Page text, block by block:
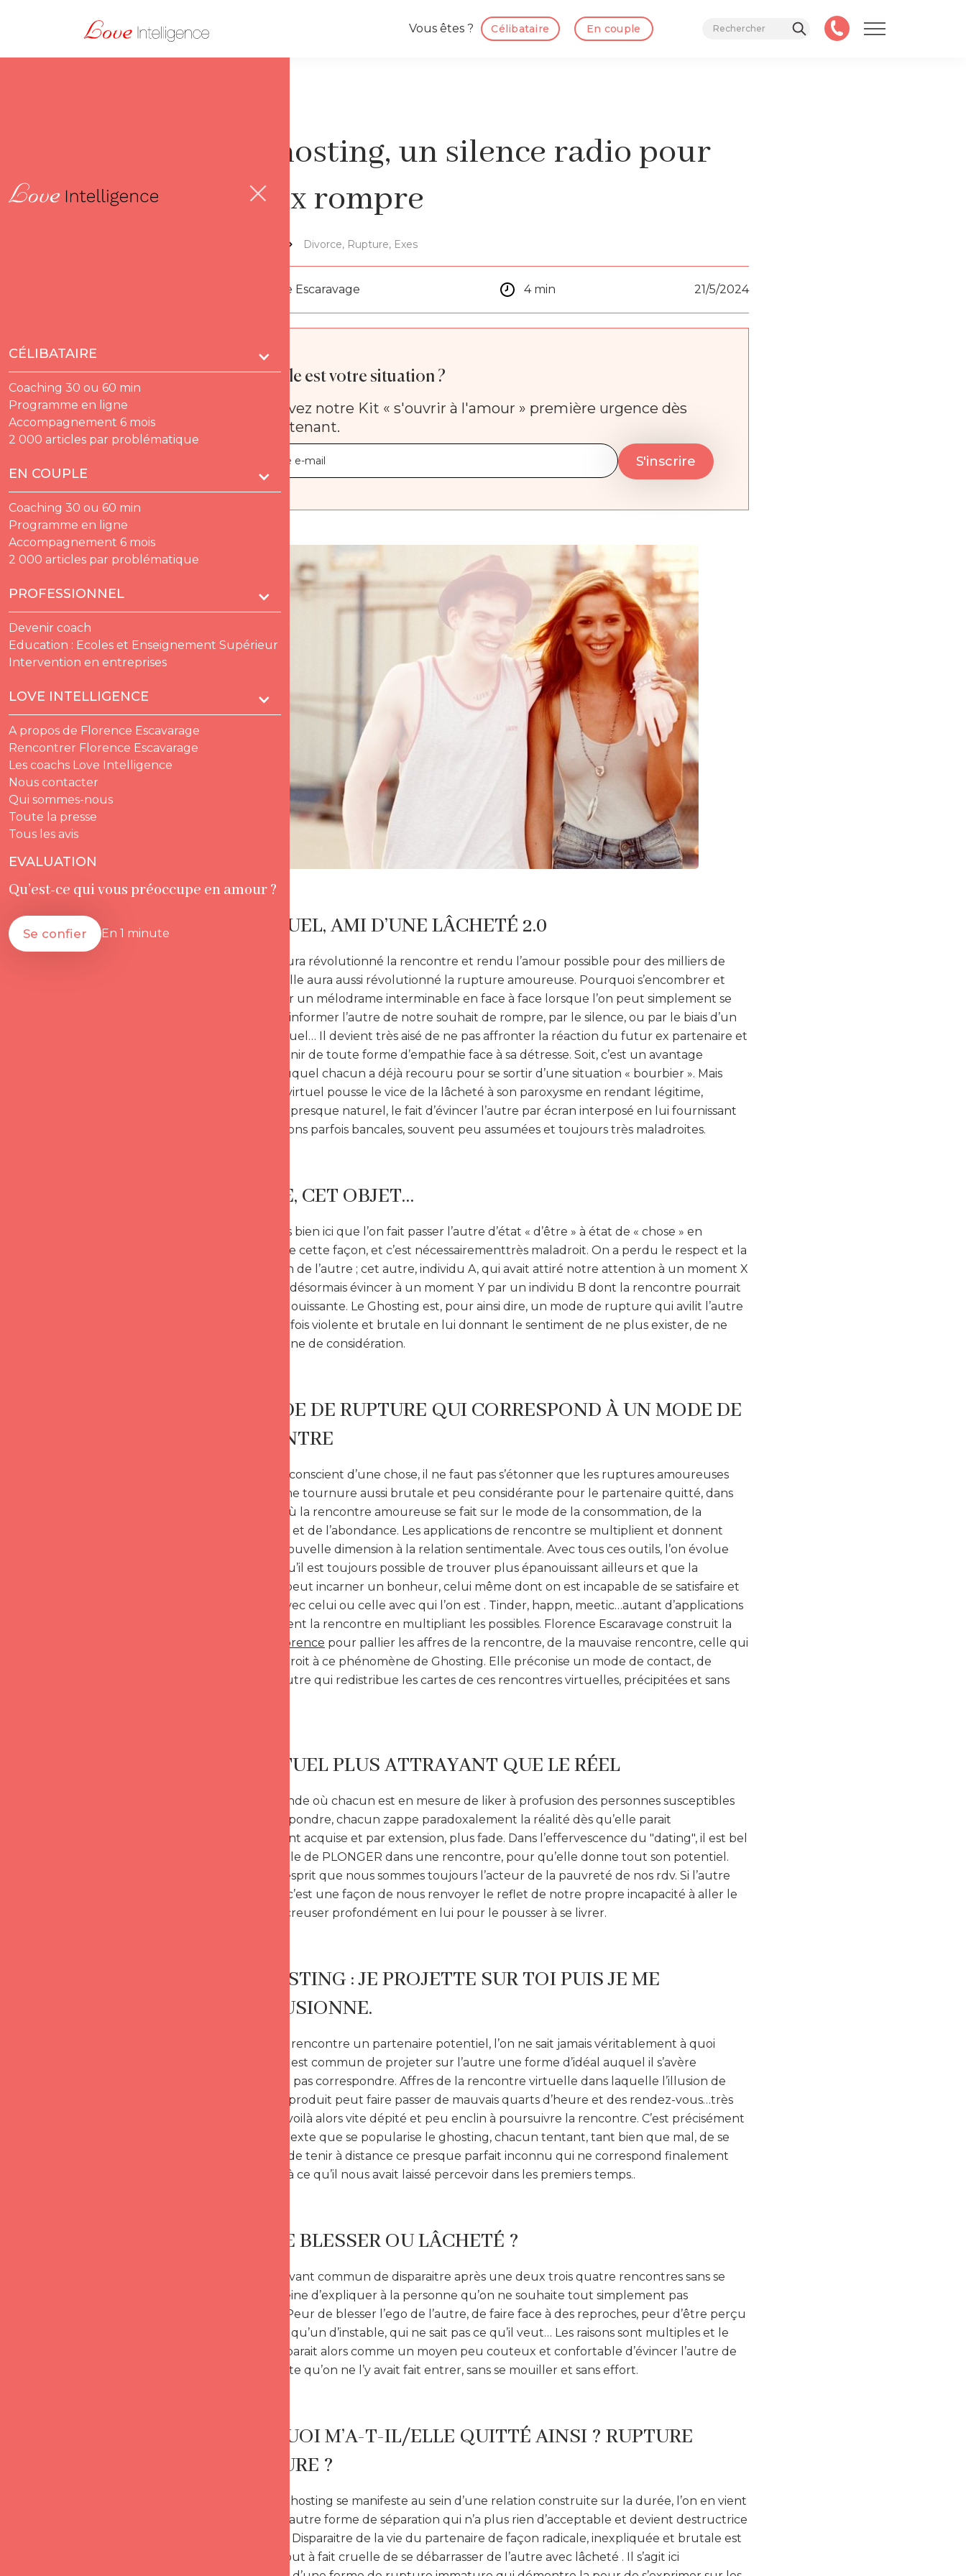
Vous êtes ? Célibataire En couple
CÉLIBATAIRE
Coaching 30 ou 60 min
Programme en ligne
Accompagnement 6 mois
2 000 articles par problématique
EN COUPLE
Coaching 30 ou 60 min
Programme en ligne
Accompagnement 6 mois
2 000 articles par problématique
PROFESSIONNEL
Devenir coach
Education : Ecoles et Enseignement Supérieur
Intervention en entreprises
LOVE INTELLIGENCE
A propos de Florence Escavarage
Rencontrer Florence Escavarage
Les coachs Love Intelligence
Nous contacter
Qui sommes-nous
Toute la presse
Tous les avis
EVALUATION
Qu’est-ce qui vous préoccupe en amour ?
Se confier En 1 minute
Le ghosting, un silence radio pour
mieux rompre
Divorce, Rupture, Exes
Florence Escaravage 4 min 21/5/2024
Quelle est votre situation ?
Recevez notre Kit « s'ouvrir à l'amour » première urgence dès
maintenant.
LE VIRTUEL, AMI D’UNE LÂCHETÉ 2.0
Si internet aura révolutionné la rencontre et rendu l’amour possible pour des milliers de
personnes, elle aura aussi révolutionné la rupture amoureuse. Pourquoi s’encombrer et
s’auto infliger un mélodrame interminable en face à face lorsque l’on peut simplement se
contenter d’informer l’autre de notre souhait de rompre, par le silence, ou par le biais d’un
message virtuel… Il devient très aisé de ne pas affronter la réaction du futur ex partenaire et
de se prémunir de toute forme d’empathie face à sa détresse. Soit, c’est un avantage
significatif auquel chacun a déjà recouru pour se sortir d’une situation « bourbier ». Mais
voilà que le virtuel pousse le vice de la lâcheté à son paroxysme en rendant légitime,
commun, et presque naturel, le fait d’évincer l’autre par écran interposé en lui fournissant
des explications parfois bancales, souvent peu assumées et toujours très maladroites.
L’AUTRE, CET OBJET…
Comprenons bien ici que l’on fait passer l’autre d’état « d’être » à état de « chose » en
procédant de cette façon, et c’est nécessairementtrès maladroit. On a perdu le respect et la
considération de l’autre ; cet autre, individu A, qui avait attiré notre attention à un moment X
et qui se fait désormais évincer à un moment Y par un individu B dont la rencontre pourrait
être plus éblouissante. Le Ghosting est, pour ainsi dire, un mode de rupture qui avilit l’autre
de façon parfois violente et brutale en lui donnant le sentiment de ne plus exister, de ne
plus être digne de considération.
UN MODE DE RUPTURE QUI CORRESPOND À UN MODE DE
RENCONTRE
Soyons bien conscient d’une chose, il ne faut pas s’étonner que les ruptures amoureuses
prennent une tournure aussi brutale et peu considérante pour le partenaire quitté, dans
un monde où la rencontre amoureuse se fait sur le mode de la consommation, de la
précipitation et de l’abondance. Les applications de rencontre se multiplient et donnent
une toute nouvelle dimension à la relation sentimentale. Avec tous ces outils, l’on évolue
avec l’idée qu’il est toujours possible de trouver plus épanouissant ailleurs et que la
nouveauté peut incarner un bonheur, celui même dont on est incapable de se satisfaire et
de se saisir avec celui ou celle avec qui l’on est . Tinder, happn, meetic…autant d’applications
qui dénaturent la rencontre en multipliant les possibles. Florence Escaravage construit la
Méthode Florence pour pallier les affres de la rencontre, de la mauvaise rencontre, celle qui
mène tout droit à ce phénomène de Ghosting. Elle préconise un mode de contact, de
rapport à l’autre qui redistribue les cartes de ces rencontres virtuelles, précipitées et sans
UN VIRTUEL PLUS ATTRAYANT QUE LE RÉEL
Dans un monde où chacun est en mesure de liker à profusion des personnes susceptibles
de lui correspondre, chacun zappe paradoxalement la réalité dès qu’elle parait
soudainement acquise et par extension, plus fade. Dans l’effervescence du "dating", il est bel
et bien difficile de PLONGER dans une rencontre, pour qu’elle donne tout son potentiel.
Gardons à l’esprit que nous sommes toujours l’acteur de la pauvreté de nos rdv. Si l’autre
donne peu, c’est une façon de nous renvoyer le reflet de notre propre incapacité à aller le
chercher, à creuser profondément en lui pour le pousser à se livrer.
LE GHOSTING : JE PROJETTE SUR TOI PUIS JE ME
DÉSILLUSIONNE.
Lorsque l’on rencontre un partenaire potentiel, l’on ne sait jamais véritablement à quoi
s’attendre. Il est commun de projeter sur l’autre une forme d’idéal auquel il s’avère
souvent… ne pas correspondre. Affres de la rencontre virtuelle dans laquelle l’illusion de
contrôler le produit peut faire passer de mauvais quarts d’heure et des rendez-vous…très
longs. Nous voilà alors vite dépité et peu enclin à poursuivre la rencontre. C’est précisément
dans ce contexte que se popularise le ghosting, chacun tentant, tant bien que mal, de se
dépêtrer et de tenir à distance ce presque parfait inconnu qui ne correspond finalement
pas du tout à ce qu’il nous avait laissé percevoir dans les premiers temps..
PEUR DE BLESSER OU LÂCHETÉ ?
Il est dorénavant commun de disparaitre après une deux trois quatre rencontres sans se
donner la peine d’expliquer à la personne qu’on ne souhaite tout simplement pas
poursuivre. Peur de blesser l’ego de l’autre, de faire face à des reproches, peur d’être perçu
comme quelqu’un d’instable, qui ne sait pas ce qu’il veut… Les raisons sont multiples et le
ghosting apparait alors comme un moyen peu couteux et confortable d’évincer l’autre de
sa vie aussi vite qu’on ne l’y avait fait entrer, sans se mouiller et sans effort.
POURQUOI M’A-T-IL/ELLE QUITTÉ AINSI ? RUPTURE
IMMATURE ?
Lorsque le Ghosting se manifeste au sein d’une relation construite sur la durée, l’on en vient
à une toute autre forme de séparation qui n’a plus rien d’acceptable et devient destructrice
pour l’autre. Disparaitre de la vie du partenaire de façon radicale, inexpliquée et brutale est
une façon tout à fait cruelle de se débarrasser de l’autre avec lâcheté . Il s’agit ici